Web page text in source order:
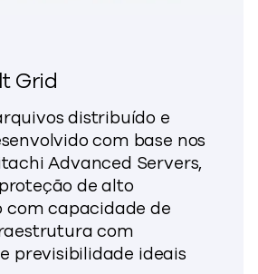
Grid
distribuído e
com base nos
Advanced Servers,
de alto
com capacidade de
com
previsibilidade ideais